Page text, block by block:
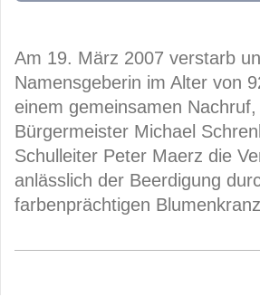
Am 19. März 2007 verstarb
Namensgeberin im Alter von
einem gemeinsamen
Bürgermeister Michael
Schulleiter Peter Maerz die
anlässlich der Beerdigung
farbenprächtigen